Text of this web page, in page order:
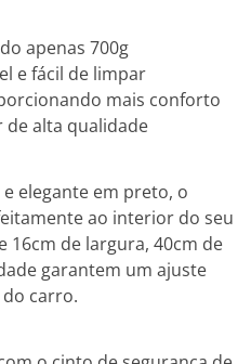
apenas 700g
e fácil de limpar
mais conforto
de alta qualidade
elegante em preto, o
ao interior do seu
16cm de largura, 40cm de
garantem um ajuste
carro.